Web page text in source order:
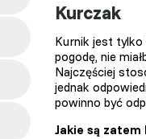
Kurczak
Kurnik jest tylko
pogodę, nie
Najczęściej
jednak
powinno być
Jakie są